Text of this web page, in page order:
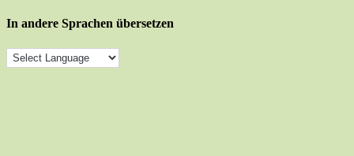
In andere Sprachen übersetzen